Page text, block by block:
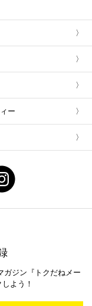
ー
ガジン『トクだねメー
よう！